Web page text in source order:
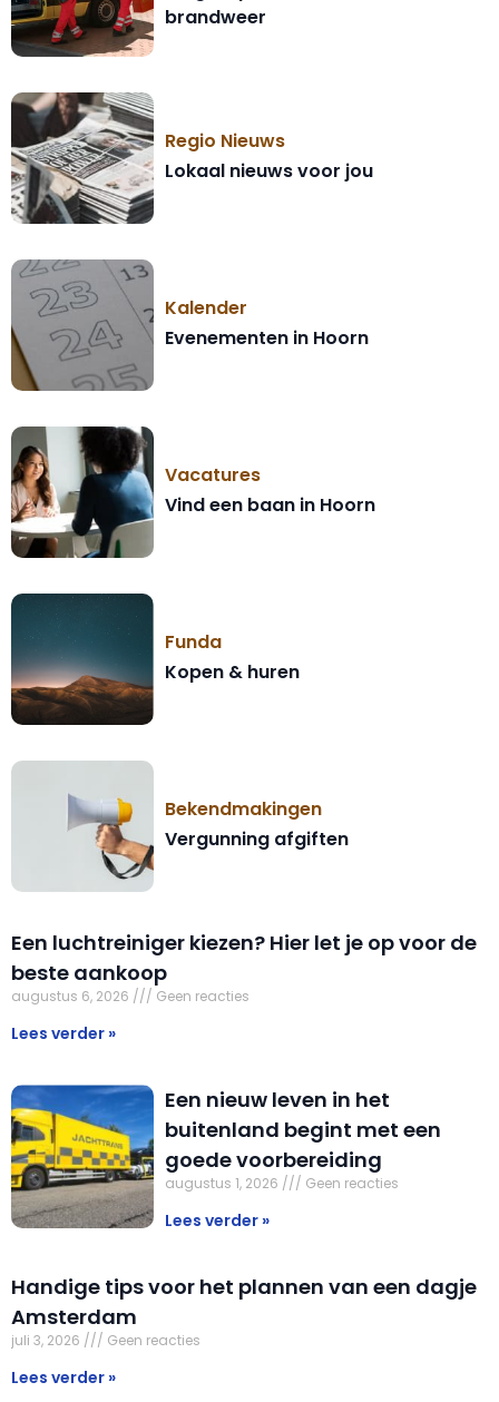
brandweer
Regio Nieuws
Lokaal nieuws voor jou
Kalender
Evenementen in Hoorn
Vacatures
Vind een baan in Hoorn
Funda
Kopen & huren
Bekendmakingen
Vergunning afgiften
Een luchtreiniger kiezen? Hier let je op voor de
beste aankoop
augustus 6, 2026 Geen reacties
Lees verder »
Een nieuw leven in het
buitenland begint met een
goede voorbereiding
augustus 1, 2026 Geen reacties
Lees verder »
Handige tips voor het plannen van een dagje
Amsterdam
juli 3, 2026 Geen reacties
Lees verder »